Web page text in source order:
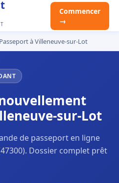
Commencer
→
Passeport à Villeneuve-sur-Lot
sur-Lot
de passeport en ligne
Dossier complet prêt